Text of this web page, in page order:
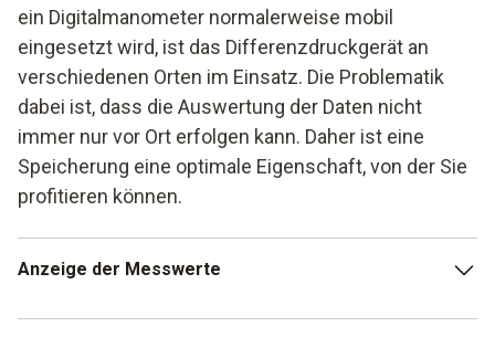
ein Digitalmanometer normalerweise mobil
eingesetzt wird, ist das Differenzdruckgerät an
verschiedenen Orten im Einsatz. Die Problematik
dabei ist, dass die Auswertung der Daten nicht
immer nur vor Ort erfolgen kann. Daher ist eine
Speicherung eine optimale Eigenschaft, von der Sie
profitieren können.
Anzeige der Messwerte